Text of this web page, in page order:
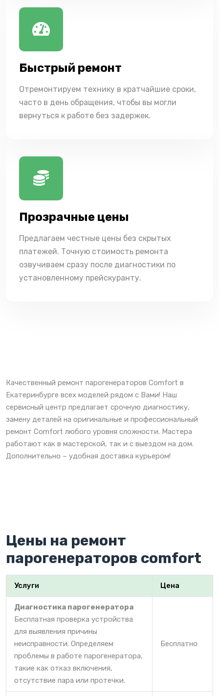
Быстрый ремонт
Отремонтируем технику в кратчайшие сроки,
часто в день обращения, чтобы вы могли
вернуться к работе без задержек.
Прозрачные цены
Предлагаем честные цены без скрытых
платежей. Точную стоимость ремонта
озвучиваем сразу после диагностики по
установленному прейскуранту.
Качественный ремонт парогенераторов Comfort в
Екатеринбурге всех моделей рядом с Вами! Наш
сервисный центр предлагает срочную диагностику,
замену деталей на оригинальные и профессиональный
ремонт Comfort любого уровня сложности. Мастера
работают как в мастерской, так и с выездом на дом.
Дополнительно – удобная доставка курьером!
Цены на ремонт
парогенераторов comfort
Услуги Цена
Диагностика парогенератора
Бесплатная проверка устройства
для выявления причины
неисправности. Определяем
проблемы в работе парогенератора,
такие как отказ включения,
отсутствие пара или протечки.
Бесплатно